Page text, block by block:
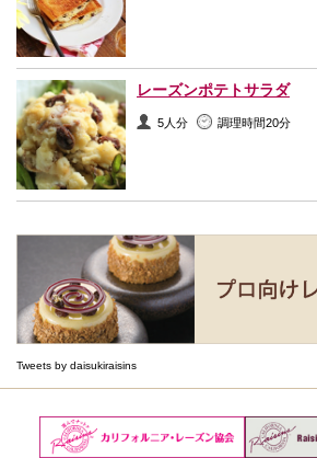
レーズンポテトサラダ
5人分 調理時間20分
Tweets by daisukiraisins